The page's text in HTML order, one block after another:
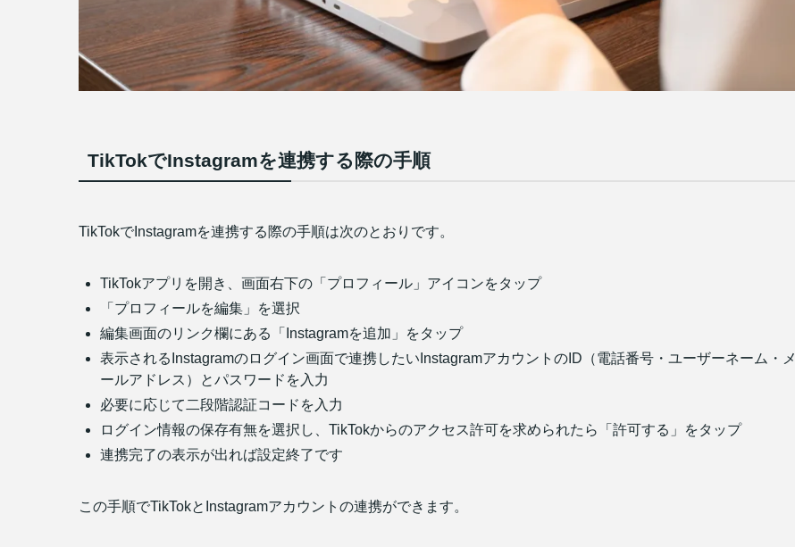
TikTokでInstagramを連携する際の手順
TikTokでInstagramを連携する際の手順は次のとおりです。
TikTokアプリを開き、画面右下の「プロフィール」アイコンをタップ
「プロフィールを編集」を選択
編集画面のリンク欄にある「Instagramを追加」をタップ
表示されるInstagramのログイン画面で連携したいInstagramアカウントのID（電話番号・ユーザーネーム・メ
ールアドレス）とパスワードを入力
必要に応じて二段階認証コードを入力
ログイン情報の保存有無を選択し、TikTokからのアクセス許可を求められたら「許可する」をタップ
連携完了の表示が出れば設定終了です
この手順でTikTokとInstagramアカウントの連携ができます。